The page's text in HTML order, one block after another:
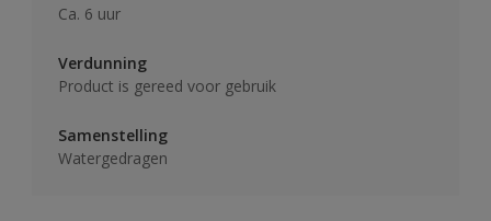
Ca. 6 uur
Verdunning
Product is gereed voor gebruik
Samenstelling
Watergedragen